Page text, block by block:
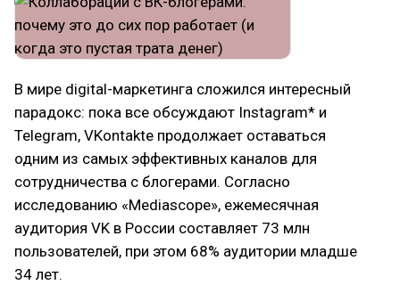
В мире digital-маркетинга сложился интересный
парадокс: пока все обсуждают Instagram* и
Telegram, VKontakte продолжает оставаться
одним из самых эффективных каналов для
сотрудничества с блогерами. Согласно
исследованию «Mediascope», ежемесячная
аудитория VK в России составляет 73 млн
пользователей, при этом 68% аудитории младше
34 лет.